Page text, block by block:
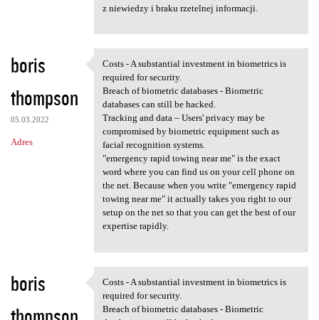
z niewiedzy i braku rzetelnej informacji.
boris
thompson
05.03.2022
Adres
Costs - A substantial
Costs - A substantial investment in biometrics is
required for security.
Breach of biometric databases - Biometric
databases can still be hacked.
Tracking and data – Users' privacy may be
compromised by biometric equipment such as
facial recognition systems.
"emergency rapid towing near me" is the exact
word where you can find us on your cell phone on
the net. Because when you write "emergency rapid
towing near me" it actually takes you right to our
setup on the net so that you can get the best of our
expertise rapidly.
boris
Costs - A substantial
Costs - A substantial investment in biometrics is
required for security.
Breach of biometric databases - Biometric